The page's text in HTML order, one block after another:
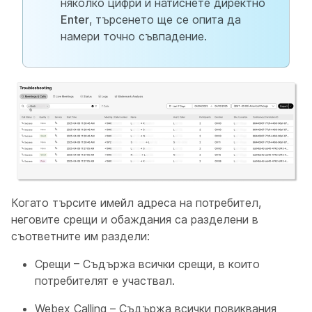
няколко цифри и натиснете директно
Enter, търсенето ще се опита да
намери точно съвпадение.
Когато търсите имейл адреса на потребител,
неговите срещи и обаждания са разделени в
съответните им раздели:
Срещи – Съдържа всички срещи, в които
потребителят е участвал.
Webex Calling – Съдържа всички повиквания